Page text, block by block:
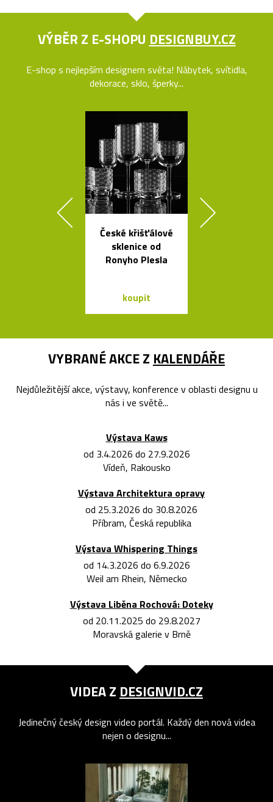
VÝBĚR Z E-SHOPU DESIGNBUY.CZ
E-shop s nejlepším designem světa! Nábytek, svítidla,
dekorace, sklo, šperky...
České křišťálové
sklenice od
Ronyho Plesla
koupit
VYBRANÉ AKCE Z KALENDÁŘE
Nejdůležitější akce, výstavy, konference v oblasti designu u
nás i ve světě...
Výstava Kaws
od 3.4.2026 do 27.9.2026
Vídeň, Rakousko
Výstava Architektura opravy
od 25.3.2026 do 30.8.2026
Příbram, Česká republika
Výstava Whispering Things
od 14.3.2026 do 6.9.2026
Weil am Rhein, Německo
Výstava Liběna Rochová: Doteky
od 20.11.2025 do 29.8.2027
Moravská galerie v Brně
VIDEA Z DESIGNVID.CZ
Jedinečný český design video portál. Každý den nová videa
nejen o designu...